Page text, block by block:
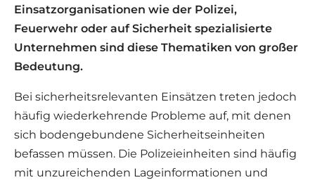
Einsatzorganisationen wie der Polizei,
Feuerwehr oder auf Sicherheit spezialisierte
Unternehmen sind diese Thematiken von großer
Bedeutung.
Bei sicherheitsrelevanten Einsätzen treten jedoch
häufig wiederkehrende Probleme auf, mit denen
sich bodengebundene Sicherheitseinheiten
befassen müssen. Die Polizeieinheiten sind häufig
mit unzureichenden Lageinformationen und